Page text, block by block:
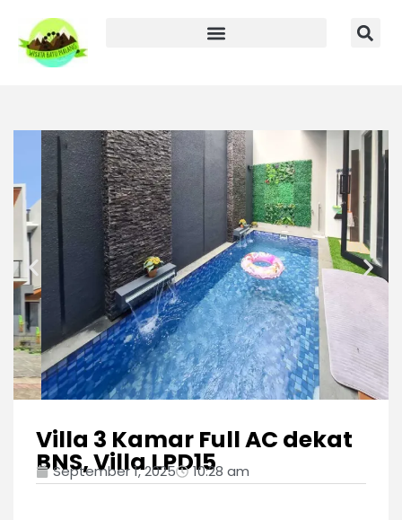
Villa 3 Kamar Full AC dekat
BNS, Villa LPD15
September 1, 2025 10:28 am